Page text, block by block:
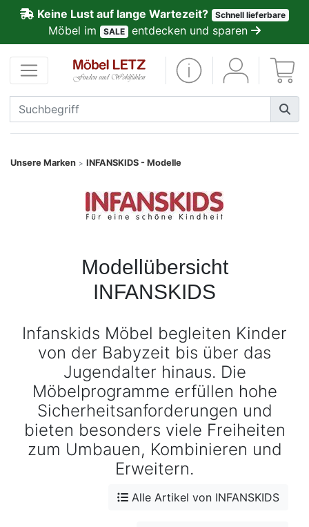
Keine Lust auf lange Wartezeit? Schnell lieferbare
Möbel im SALE entdecken und sparen
Unsere Marken > INFANSKIDS - Modelle
Modellübersicht
INFANSKIDS
Infanskids Möbel begleiten Kinder
von der Babyzeit bis über das
Jugendalter hinaus. Die
Möbelprogramme erfüllen hohe
Sicherheitsanforderungen und
bieten besonders viele Freiheiten
zum Umbauen, Kombinieren und
Erweitern.
Alle Artikel von INFANSKIDS
Kundenmeinungen
Anmelden
PREMIUM
Schnell
Polsterplaner
0%
Finanzierung
Markenwelt
Letz-